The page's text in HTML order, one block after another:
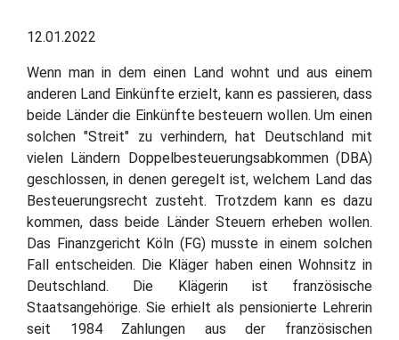
12.01.2022
Wenn man in dem einen Land wohnt und aus einem
anderen Land Einkünfte erzielt, kann es passieren, dass
beide Länder die Einkünfte besteuern wollen. Um einen
solchen "Streit" zu verhindern, hat Deutschland mit
vielen Ländern Doppelbesteuerungsabkommen (DBA)
geschlossen, in denen geregelt ist, welchem Land das
Besteuerungsrecht zusteht. Trotzdem kann es dazu
kommen, dass beide Länder Steuern erheben wollen.
Das Finanzgericht Köln (FG) musste in einem solchen
Fall entscheiden. Die Kläger haben einen Wohnsitz in
Deutschland. Die Klägerin ist französische
Staatsangehörige. Sie erhielt als pensionierte Lehrerin
seit 1984 Zahlungen aus der französischen